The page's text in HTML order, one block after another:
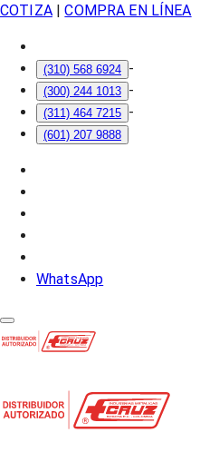
COTIZA| COMPRA EN LÍNEA
(310) 568 6924 -
(300) 244 1013 -
(311) 464 7215 -
(601) 207 9888
WhatsApp